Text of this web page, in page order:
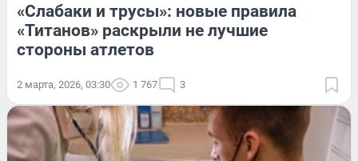
«Слабаки и трусы»: новые правила
«Титанов» раскрыли не лучшие
стороны атлетов
2 марта, 2026, 03:30 1 767 3